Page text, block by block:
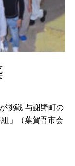
挑戦 与謝野町の
」（葉賀吾市会